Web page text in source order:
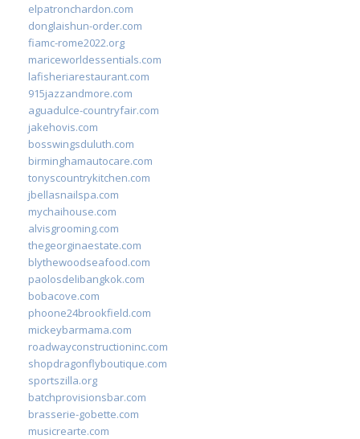
elpatronchardon.com
donglaishun-order.com
fiamc-rome2022.org
mariceworldessentials.com
lafisheriarestaurant.com
915jazzandmore.com
aguadulce-countryfair.com
jakehovis.com
bosswingsduluth.com
birminghamautocare.com
tonyscountrykitchen.com
jbellasnailspa.com
mychaihouse.com
alvisgrooming.com
thegeorginaestate.com
blythewoodseafood.com
paolosdelibangkok.com
bobacove.com
phoone24brookfield.com
mickeybarmama.com
roadwayconstructioninc.com
shopdragonflyboutique.com
sportszilla.org
batchprovisionsbar.com
brasserie-gobette.com
musicrearte.com